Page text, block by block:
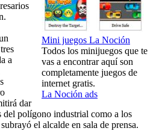
Mini juegos La Noción
Todos los minijuegos que te
vas a encontrar aquí son
completamente juegos de
internet gratis.
La Noción ads
a
dar
del polígono industrial como a los
el alcalde en sala de prensa.